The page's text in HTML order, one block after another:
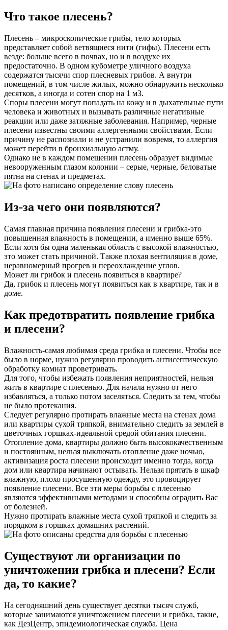
Что такое плесень?
Плесень – микроскопические грибы, тело которых
представляет собой ветвящиеся нити (гифы). Плесени есть
везде: больше всего в почвах, но и в воздухе их
предостаточно. В одном кубометре уличного воздуха
содержатся тысячи спор плесневых грибов. А внутри
помещений, в том числе жилых, можно обнаружить несколько
десятков, а иногда и сотен спор на 1 м3.
Споры плесени могут попадать на кожу и в дыхательные пути
человека и животных и вызывать различные негативные
реакции или даже затяжные заболевания. Например, черные
плесени известны своими аллергенными свойствами. Если
причину не распознали и не устранили вовремя, то аллергия
может перейти в бронхиальную астму.
Однако не в каждом помещении плесень образует видимые
невооруженным глазом колонии – серые, черные, беловатые
пятна на стенах и предметах.
Из-за чего они появляются?
Самая главная причина появления плесени и грибка-это
повышенная влажность в помещении, а именно выше 65%.
Если хотя бы одна маленькая область с высокой влажностью,
это может стать причиной. Также плохая вентиляция в доме,
неравномерный прогрев и переохлаждение углов.
Может ли грибок и плесень появиться в квартире?
Да, грибок и плесень могут появиться как в квартире, так и в
доме.
Как предотвратить появление грибка
и плесени?
Влажность-самая любимая среда грибка и плесени. Чтобы все
было в норме, нужно регулярно проводить антисептическую
обработку комнат проветривать.
Для того, чтобы избежать появления неприятностей, нельзя
жить в квартире с плесенью. Для начала нужно от него
избавляться, а только потом заселяться. Следить за тем, чтобы
не было протекания.
Следует регулярно протирать влажные места на стенах дома
или квартиры сухой тряпкой, внимательно следить за землей в
цветочных горшках-идеальной средой обитания плесени.
Отопление дома, квартиры должно быть высококачественным
и постоянным, нельзя выключать отопление даже ночью,
активизация роста плесени происходит именно тогда, когда
дом или квартира начинают остывать. Нельзя прятать в шкаф
влажную, плохо просушенную одежду, это провоцирует
появление плесени. Все эти меры борьбы с плесенью
являются эффективными методами и способны оградить Вас
от болезней.
Нужно протирать влажные места сухой тряпкой и следить за
порядком в горшках домашних растений.
Существуют ли организации по
уничтожении грибка и плесени? Если
да, то какие?
На сегодняшний день существует десятки тысяч служб,
которые занимаются уничтожением плесени и грибка, такие,
как ДезЦентр, эпидемиологическая служба. Цена